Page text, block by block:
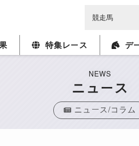
特集レース デ
NEWS
ニュース
ニュース/コラム